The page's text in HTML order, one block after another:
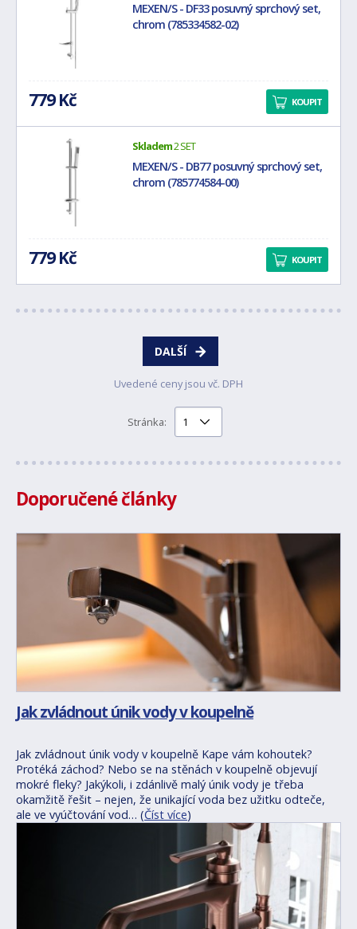
MEXEN/S - DF33 posuvný sprchový set,
chrom (785334582-02)
779 Kč KOUPIT
Skladem2 SET
MEXEN/S - DB77 posuvný sprchový set,
chrom (785774584-00)
779 Kč KOUPIT
DALŠÍ
Uvedené ceny jsou vč. DPH
Stránka:
Doporučené články
Jak zvládnout únik vody v koupelně
Jak zvládnout únik vody v koupelně Kape vám kohoutek?
Protéká záchod? Nebo se na stěnách v koupelně objevují
mokré fleky? Jakýkoli, i zdánlivě malý únik vody je třeba
okamžitě řešit – nejen, že unikající voda bez užitku odteče,
ale ve vyúčtování vod… (Číst více)